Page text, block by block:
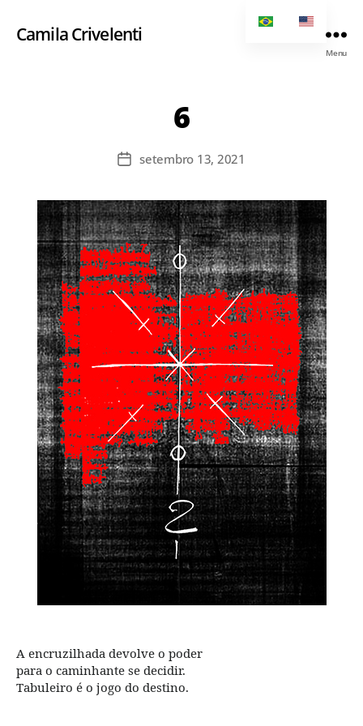
Camila Crivelenti
Menu
6
setembro 13, 2021
A encruzilhada devolve o poder
para o caminhante se decidir.
Tabuleiro é o jogo do destino.